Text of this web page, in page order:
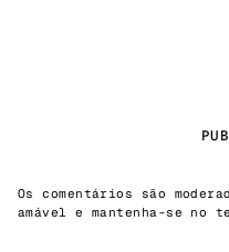
Os comentários são
amável e mantenha-se no